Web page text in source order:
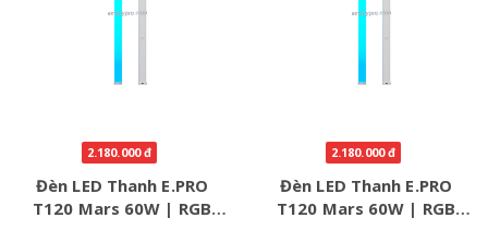
2.180.000 đ
Đèn LED Thanh E.PRO
T120 Mars 60W | RGB
2.180.000 đ
Đèn LED Thanh E.PRO
T120 Mars 60W | RGB